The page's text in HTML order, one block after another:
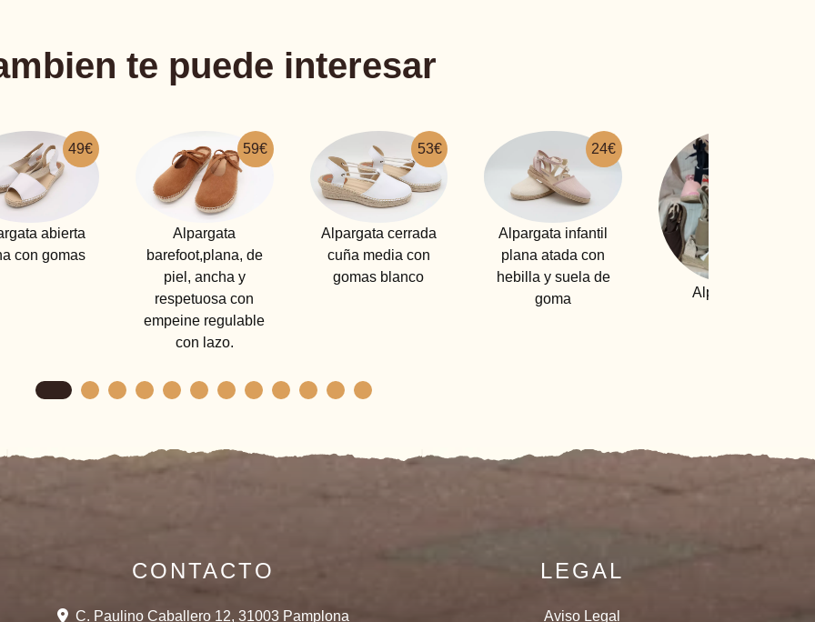
te puede interesar
59€
Alpargata
barefoot,plana, de
53€
Alpargata cerrada
cuña media con
gomas blanco
24€
Alpargata infantil
plana atada con
hebilla y suela de
Alpargatas
Alpargata lona
cuña alta (6cm)
sujeta con gomas
CONTACTO
C. Paulino Caballero 12, 31003 Pamplona
LEGAL
Aviso Legal